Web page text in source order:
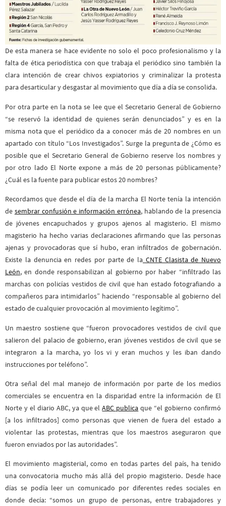
De esta manera se hace evidente no solo el poco profesionalismo y la
falta de ética periodística con que trabaja el periódico sino también la
clara intención de crear chivos expiatorios y criminalizar la protesta
para desarticular y desgastar al movimiento que día a día se consolida.
Por otra parte en la nota se lee que el Secretario General de Gobierno
“se reservó la identidad de quienes serán denunciados” y es en la
misma nota que el periódico da a conocer más de 20 nombres en un
apartado con título “Los Investigados”. Surge la pregunta de ¿Cómo es
posible que el Secretario General de Gobierno reserve los nombres y
por otro lado El Norte expone a más de 20 personas públicamente?
¿Cuál es la fuente para publicar estos 20 nombres?
Recordamos que desde el día de la marcha El Norte tenía la intención
de sembrar confusión e información errónea,hablando de la presencia
de jóvenes encapuchados y grupos ajenos al magisterio. El mismo
magisterio ha hecho varias declaraciones afirmando que las personas
ajenas y provocadoras que sí hubo, eran infiltrados de gobernación.
Existe la denuncia en redes por parte de la CNTE Clasista de Nuevo
León, en donde responsabilizan al gobierno por haber “infiltrado las
marchas con policías vestidos de civil que han estado fotografiando a
compañeros para intimidarlos” haciendo “responsable al gobierno del
estado de cualquier provocación al movimiento legítimo”.
Un maestro sostiene que “fueron provocadores vestidos de civil que
salieron del palacio de gobierno, eran jóvenes vestidos de civil que se
integraron a la marcha, yo los vi y eran muchos y les iban dando
instrucciones por teléfono”.
Otra señal del mal manejo de información por parte de los medios
comerciales se encuentra en la disparidad entre la información de El
Norte y el diario ABC, ya que elABC publica que “el gobierno confirmó
[a los infiltrados] como personas que vienen de fuera del estado a
violentar las protestas, mientras que los maestros aseguraron que
fueron enviados por las autoridades”.
El movimiento magisterial, como en todas partes del país, ha tenido
una convocatoria mucho más allá del propio magisterio. Desde hace
días se podía leer un comunicado por diferentes redes sociales en
donde decía: “somos un grupo de personas, entre trabajadores y